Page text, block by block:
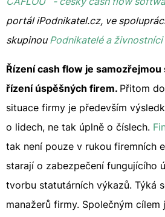
portál iPodnikatel.cz, ve
skupinouPodnikatelé a
Řízení cash flow je
řízení úspěšných firem. Přitom
situace firmy je především
o lidech, ne tak úplně o číslech.
tak není pouze v rukou firemních
starají o zabezpečení fungujícího
tvorbu statutárních výkazů. Týká
manažerů firmy. Společným